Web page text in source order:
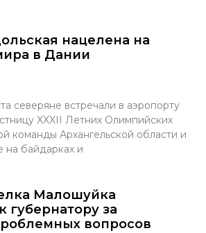
нацелена на
в Дании
северяне встречали в аэропорту
XXXII Летних Олимпийских
команды Архангельской области и
на байдарках и
Малошуйка
губернатору за
вопросов